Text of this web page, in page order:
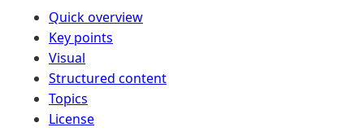
Quick overview
Key points
Visual
Structured content
Topics
License